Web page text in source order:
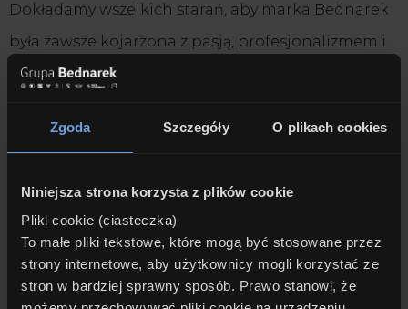
Zgoda Szczegóły O plikach cookies
Niniejsza strona korzysta z plików cookie
Pliki cookie (ciasteczka)
To małe pliki tekstowe, które mogą być stosowane przez
strony internetowe, aby użytkownicy mogli korzystać ze
stron w bardziej sprawny sposób. Prawo stanowi, że
Dokładamy wszelkich starań, aby marka Bednarek
była zawsze kojarzona z pasją, profesjonalizmem i
rzetelnością działania. Wychodzimy naprzeciw